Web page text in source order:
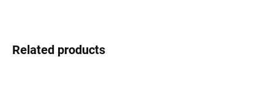
Related products